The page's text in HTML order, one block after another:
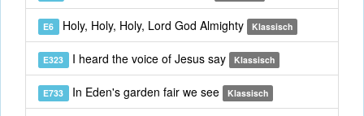
E6 Holy, Holy, Holy, Lord God Almighty Klassisch
E323 I heard the voice of Jesus say Klassisch
E733 In Eden's garden fair we see Klassisch